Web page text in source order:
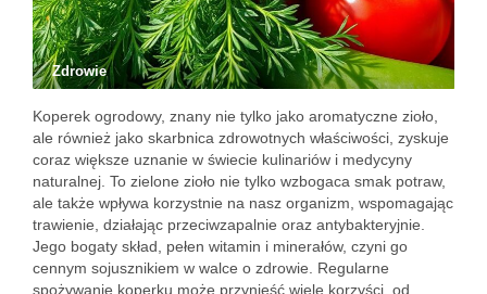
Zdrowie
Koperek ogrodowy, znany nie tylko jako aromatyczne zioło,
ale również jako skarbnica zdrowotnych właściwości, zyskuje
coraz większe uznanie w świecie kulinariów i medycyny
naturalnej. To zielone zioło nie tylko wzbogaca smak potraw,
ale także wpływa korzystnie na nasz organizm, wspomagając
trawienie, działając przeciwzapalnie oraz antybakteryjnie.
Jego bogaty skład, pełen witamin i minerałów, czyni go
cennym sojusznikiem w walce o zdrowie. Regularne
spożywanie koperku może przynieść wiele korzyści, od